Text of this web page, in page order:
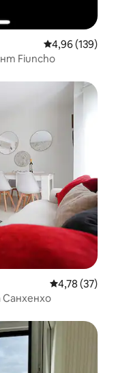
Средна
4,96 (139)
Fiuncho
Средна
4,78 (37)